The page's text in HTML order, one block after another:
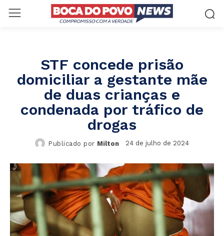
STF concede prisão
domiciliar a gestante mãe
de duas crianças e
condenada por tráfico de
drogas
Publicado por Milton 24 de julho de 2024